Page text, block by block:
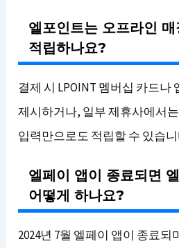
엘포인트는 오프라인
적립하나요?
결제 시 LPOINT 멤버십 카드나
제시하거나, 일부 제휴사에서
입력만으로도 적립할 수 있습니
엘페이 앱이 종료되면
어떻게 하나요?
2024년 7월 엘페이 앱이 종료되